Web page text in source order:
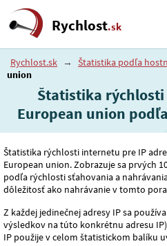
Rychlost.sk
Rychlost.sk → Štatistika podľa
union
Štatistika
European union
Štatistika rýchlosti internetu pre IP
European union. Zobrazuje sa prvých
podľa rýchlosti sťahovania a
dôležitosť ako nahrávanie v tomto
Z každej jedinečnej adresy IP sa
výsledkov na túto konkrétnu adresu
IP použije v celom štatistickom balíku